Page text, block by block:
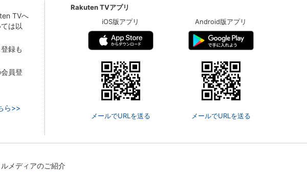
TVへ
は以
録も
員登
ら>>
Rakuten TVアプリ
iOS版アプリ
メールでURLを送る
Android版アプリ
メールでURLを送る
メディアのご紹介